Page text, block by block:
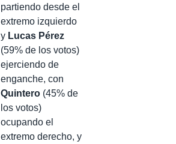
partiendo desde el
extremo izquierdo
y Lucas Pérez
(59% de los votos)
ejerciendo de
enganche, con
Quintero (45% de
los votos)
ocupando el
extremo derecho, y